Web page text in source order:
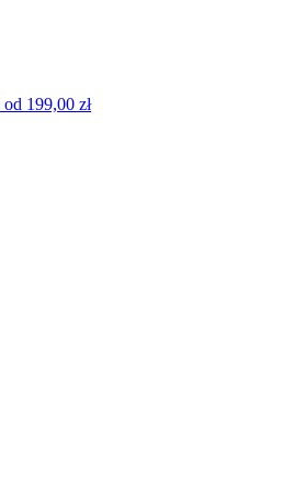
od 199,00 zł